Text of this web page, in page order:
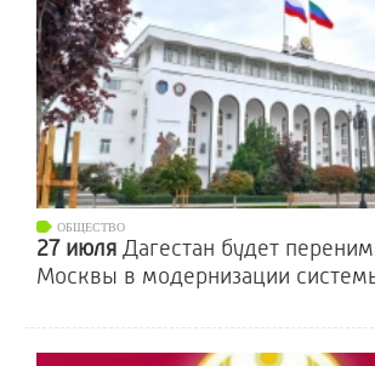
ОБЩЕСТВО
27 июля Дагестан будет
Москвы в модернизации